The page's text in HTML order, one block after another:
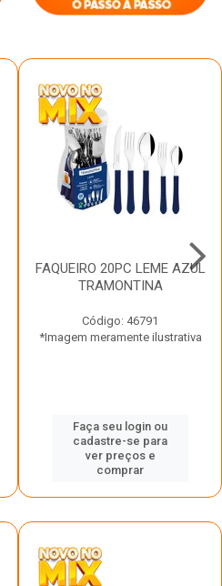
FAQUEIRO 20PC LEME AZUL
TRAMONTINA
Código: 46791
*Imagem meramente ilustrativa
Faça seu login ou
cadastre-se para
ver preços e
comprar